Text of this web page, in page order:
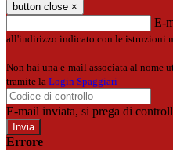
button close ×
E-
all'indirizzo indicato con le istruzioni
Non hai una e-mail associata al nome
tramite la Login Spaggiari
E-mail inviata, si prega di
Errore